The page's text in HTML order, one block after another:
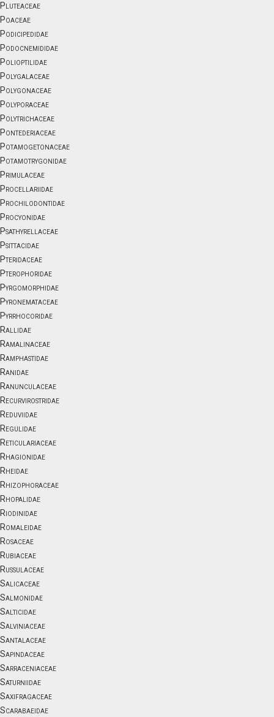
Pluteaceae
Poaceae
Podicipedidae
Podocnemididae
Polioptilidae
Polygalaceae
Polygonaceae
Polyporaceae
Polytrichaceae
Pontederiaceae
Potamogetonaceae
Potamotrygonidae
Primulaceae
Procellariidae
Prochilodontidae
Procyonidae
Psathyrellaceae
Psittacidae
Pteridaceae
Pterophoridae
Pyrgomorphidae
Pyronemataceae
Pyrrhocoridae
Rallidae
Ramalinaceae
Ramphastidae
Ranidae
Ranunculaceae
Recurvirostridae
Reduviidae
Regulidae
Reticulariaceae
Rhagionidae
Rheidae
Rhizophoraceae
Rhopalidae
Riodinidae
Romaleidae
Rosaceae
Rubiaceae
Russulaceae
Salicaceae
Salmonidae
Salticidae
Salviniaceae
Santalaceae
Sapindaceae
Sarraceniaceae
Saturniidae
Saxifragaceae
Scarabaeidae